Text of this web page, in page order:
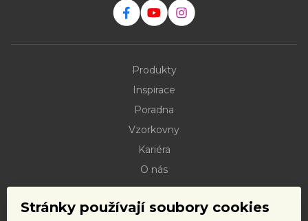
Stránky používají soubory cookies
Produkty
Inspirace
Poradna
Vzorkovny
Kariéra
O nás
Dokumenty ke stažení